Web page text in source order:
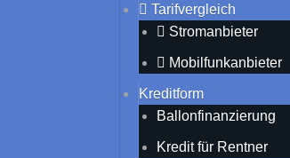
Tarifvergleich
Stromanbieter
Mobilfunkanbieter
Kreditform
Ballonfinanzierung
Kredit für Rentner